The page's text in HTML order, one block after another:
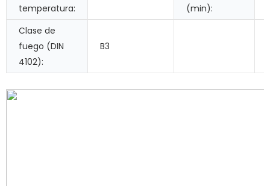
temperatura:
(min):
Clase de
fuego (DIN
4102):
B3